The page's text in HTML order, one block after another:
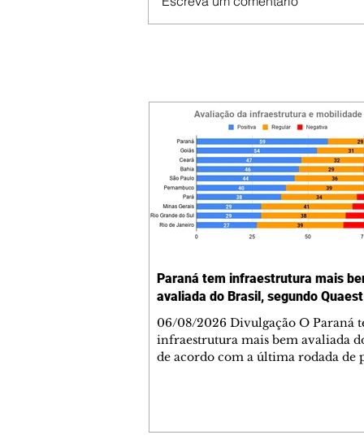
Paraná tem infraestrutura mais
avaliada do Brasil, segundo Quaest
06/08/2026 Divulgação O Paraná
infraestrutura mais bem avaliada
de acordo com a última rodada de